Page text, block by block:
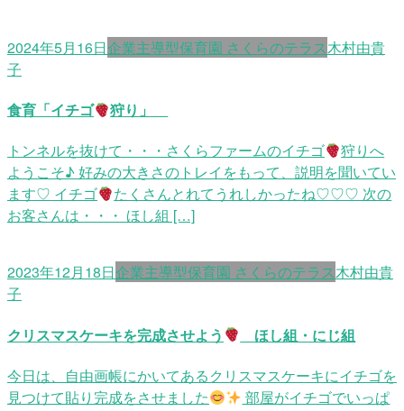
2024年5月16日企業主導型保育園 さくらのテラス木村由貴
子
食育「イチゴ
狩り」
トンネルを抜けて・・・さくらファームのイチゴ
狩りへ
ようこそ♪ 好みの大きさのトレイをもって、説明を聞いてい
ます♡ イチゴ
たくさんとれてうれしかったね♡♡♡ 次の
お客さんは・・・ ほし組 […]
2023年12月18日企業主導型保育園 さくらのテラス木村由貴
子
クリスマスケーキを完成させよう
ほし組・にじ組
今日は、自由画帳にかいてあるクリスマスケーキにイチゴを
見つけて貼り完成をさせました
部屋がイチゴでいっぱ